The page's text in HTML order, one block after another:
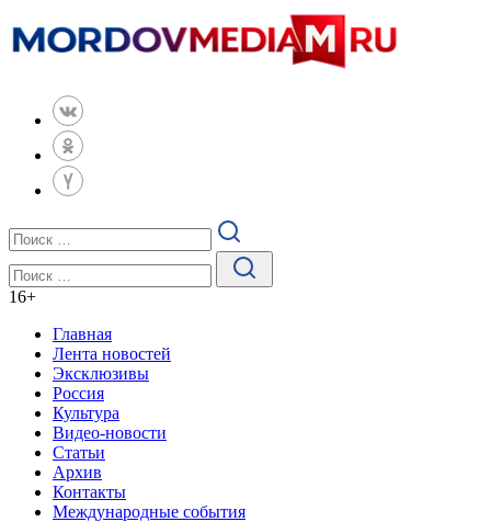
16+
Главная
Лента новостей
Эксклюзивы
Россия
Культура
Видео-новости
Статьи
Архив
Контакты
Международные события